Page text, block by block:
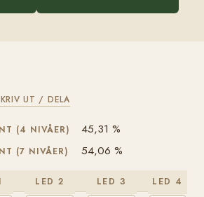
UT / DELA
(4 NIVÅER) 45,31 %
(7 NIVÅER) 54,06 %
LED 2 LED 3 LED 4